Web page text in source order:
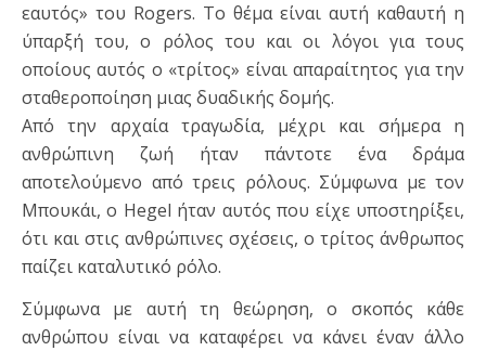
εαυτός» του Rogers. Το θέμα είναι αυτή καθαυτή η
ύπαρξή του, ο ρόλος του και οι λόγοι για τους
οποίους αυτός ο «τρίτος» είναι απαραίτητος για την
σταθεροποίηση μιας δυαδικής δομής.
Από την αρχαία τραγωδία, μέχρι και σήμερα η
ανθρώπινη ζωή ήταν πάντοτε ένα δράμα
αποτελούμενο από τρεις ρόλους. Σύμφωνα με τον
Μπουκάι, ο Hegel ήταν αυτός που είχε υποστηρίξει,
ότι και στις ανθρώπινες σχέσεις, ο τρίτος άνθρωπος
παίζει καταλυτικό ρόλο.
Σύμφωνα με αυτή τη θεώρηση, ο σκοπός κάθε
ανθρώπου είναι να καταφέρει να κάνει έναν άλλο